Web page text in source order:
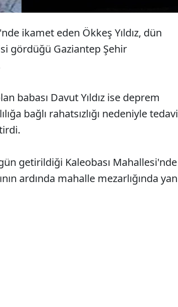
ikamet eden Ökkeş Yıldız, dün
gördüğü Gaziantep Şehir
babası Davut Yıldız ise deprem
bağlı rahatsızlığı nedeniyle tedavi
getirildiği Kaleobası Mahallesi'nde
ardında mahalle mezarlığında yan